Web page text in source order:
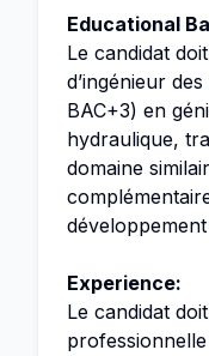
Educational
Le candidat
d’ingénieur
BAC+3) en
hydraulique,
domaine
Experience:
Le candidat